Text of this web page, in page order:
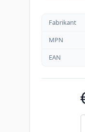
Fabrikant
MPN
EAN